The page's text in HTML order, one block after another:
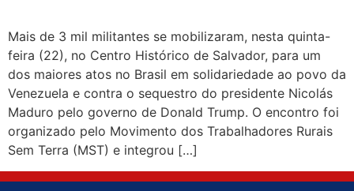
Mais de 3 mil militantes se mobilizaram, nesta quinta-
feira (22), no Centro Histórico de Salvador, para um
dos maiores atos no Brasil em solidariedade ao povo da
Venezuela e contra o sequestro do presidente Nicolás
Maduro pelo governo de Donald Trump. O encontro foi
organizado pelo Movimento dos Trabalhadores Rurais
Sem Terra (MST) e integrou […]